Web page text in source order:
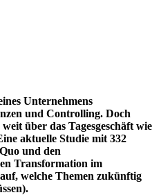
Unternehmens
und Controlling. Doch
über das Tagesgeschäft wie
aktuelle Studie mit 332
und den
Transformation im
welche Themen zukünftig